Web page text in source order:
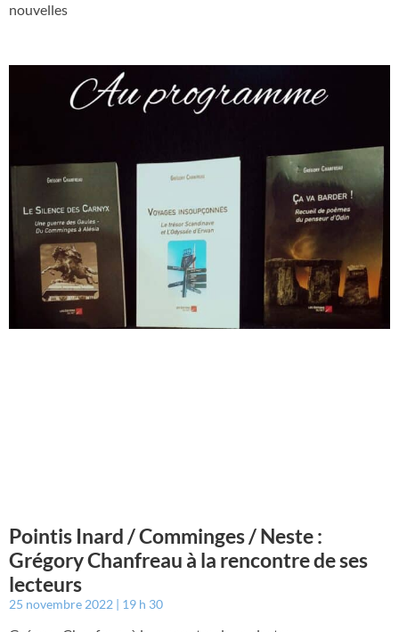
nouvelles
Pointis Inard / Comminges / Neste :
Grégory Chanfreau à la rencontre de ses
lecteurs
25 novembre 2022 19 h 30